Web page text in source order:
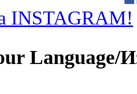
INSTAGRAM!
Language/